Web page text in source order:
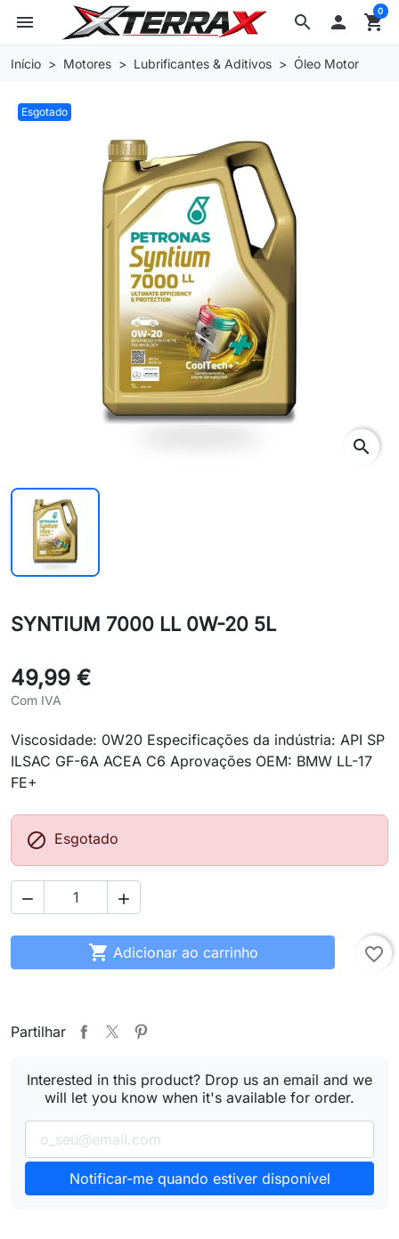
search
menu  shopping_cart
0
Início Motores Lubrificantes & Aditivos Óleo Motor
Esgotado
search
SYNTIUM 7000 LL 0W-20 5L
49,99 €
Com IVA
Viscosidade: 0W20 Especificações da indústria: API SP
ILSAC GF-6A ACEA C6 Aprovações OEM: BMW LL-17
FE+
 Esgotado
 
 Adicionar ao carrinho favorite_border
Partilhar
Interested in this product? Drop us an email and we
will let you know when it's available for order.
Notificar-me quando estiver disponível